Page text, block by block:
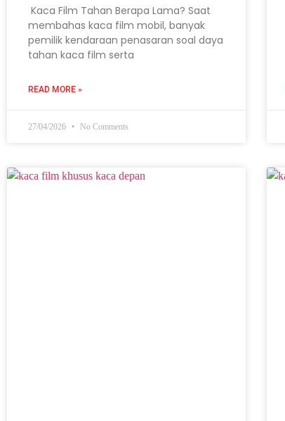
Kaca Film Tahan Berapa Lama? Saat
membahas kaca film mobil, banyak
pemilik kendaraan penasaran soal daya
tahan kaca film serta
READ MORE »
27/04/2026 No Comments